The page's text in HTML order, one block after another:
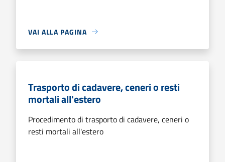
VAI ALLA PAGINA
Trasporto di cadavere, ceneri o resti
mortali all'estero
Procedimento di trasporto di cadavere, ceneri o
resti mortali all'estero